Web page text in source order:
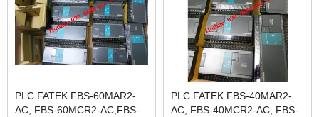
PLC FATEK FBS-60MAR2-
AC, FBS-60MCR2-AC,FBS-
PLC FATEK FBS-40MAR2-
AC, FBS-40MCR2-AC, FBS-